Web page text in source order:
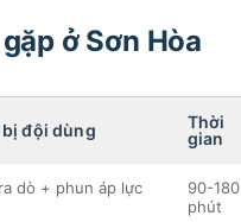
ở Sơn Hòa
đội dùng
Thời
gian
dò + phun áp lực
90-180
phút